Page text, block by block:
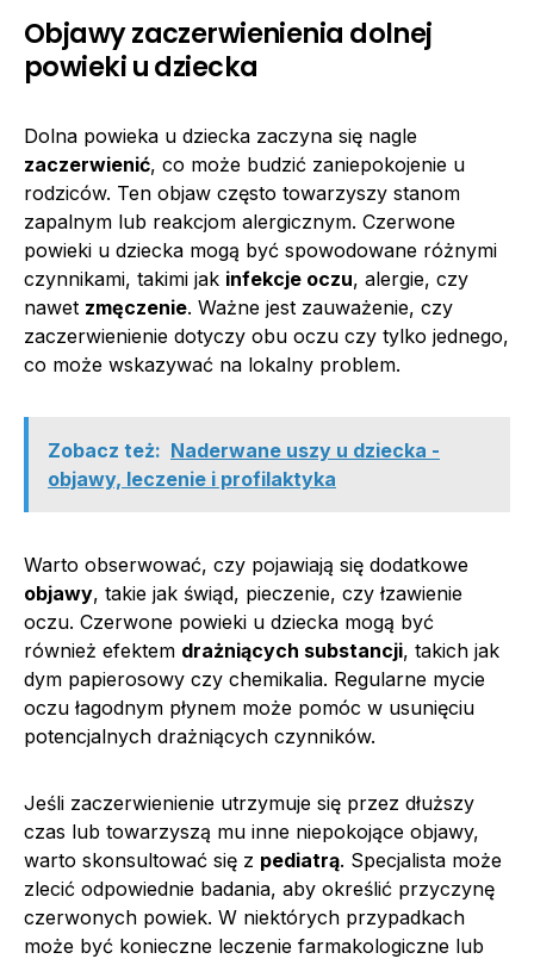
Objawy zaczerwienienia dolnej
powieki u dziecka
Dolna powieka u dziecka zaczyna się nagle
zaczerwienić, co może budzić zaniepokojenie u
rodziców. Ten objaw często towarzyszy stanom
zapalnym lub reakcjom alergicznym. Czerwone
powieki u dziecka mogą być spowodowane różnymi
czynnikami, takimi jak infekcje oczu, alergie, czy
nawet zmęczenie. Ważne jest zauważenie, czy
zaczerwienienie dotyczy obu oczu czy tylko jednego,
co może wskazywać na lokalny problem.
Zobacz też: Naderwane uszy u dziecka -
objawy, leczenie i profilaktyka
Warto obserwować, czy pojawiają się dodatkowe
objawy, takie jak świąd, pieczenie, czy łzawienie
oczu. Czerwone powieki u dziecka mogą być
również efektem drażniących substancji, takich jak
dym papierosowy czy chemikalia. Regularne mycie
oczu łagodnym płynem może pomóc w usunięciu
potencjalnych drażniących czynników.
Jeśli zaczerwienienie utrzymuje się przez dłuższy
czas lub towarzyszą mu inne niepokojące objawy,
warto skonsultować się z pediatrą. Specjalista może
zlecić odpowiednie badania, aby określić przyczynę
czerwonych powiek. W niektórych przypadkach
może być konieczne leczenie farmakologiczne lub